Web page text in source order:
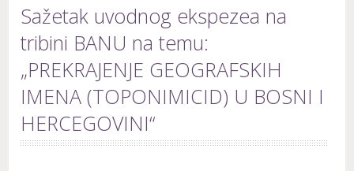
Sažetak uvodnog ekspezea na
tribini BANU na temu:
„PREKRAJENJE GEOGRAFSKIH
IMENA (TOPONIMICID) U BOSNI I
HERCEGOVINI“